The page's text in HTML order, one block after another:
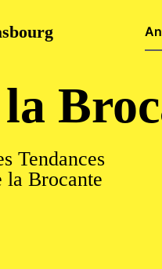
Tendances
la Brocante